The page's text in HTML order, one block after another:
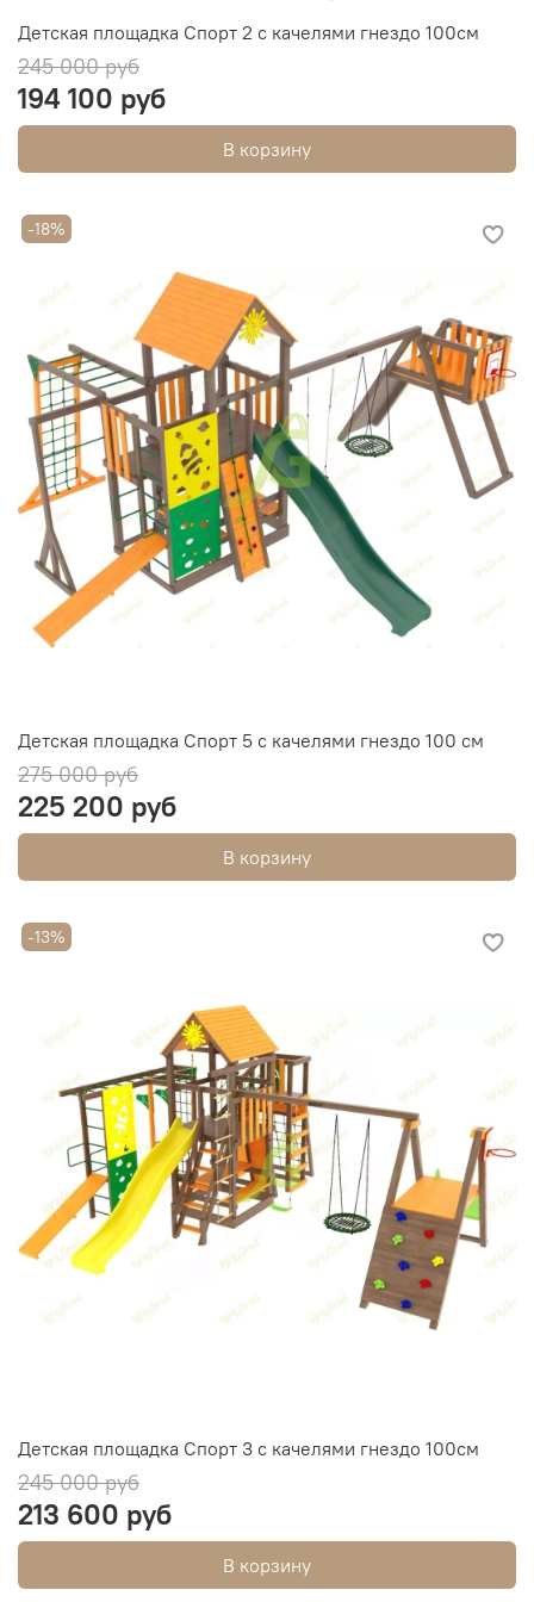
Детская площадка Спорт 2 с качелями гнездо 100см
245 000 руб
194 100 руб
В корзину
-18%
Детская площадка Спорт 5 с качелями гнездо 100 см
275 000 руб
225 200 руб
В корзину
-13%
Детская площадка Спорт 3 с качелями гнездо 100см
245 000 руб
213 600 руб
В корзину